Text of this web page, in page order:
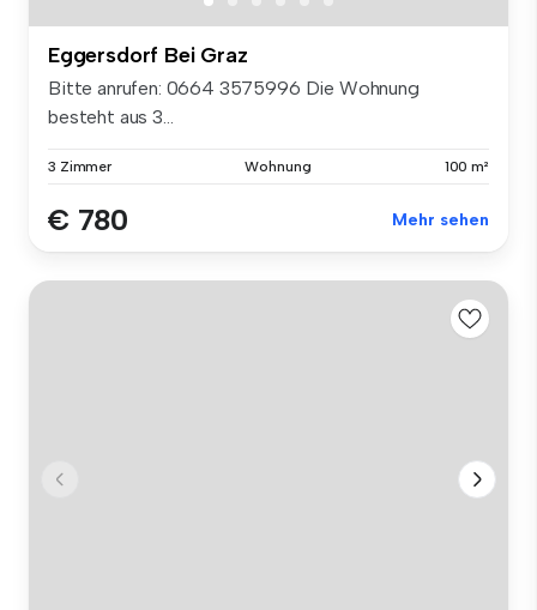
Eggersdorf Bei Graz
Bitte anrufen: ‭0664 3575996‬ Die Wohnung
besteht aus 3...
3 Zimmer Wohnung 100 m²
€ 780 Mehr sehen